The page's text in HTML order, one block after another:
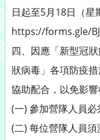
日起至5月18日（星
https://forms.gle/
四、因應「新型冠
狀病毒」各項防疫
協助配合，以免影響
(一) 參加營隊人員必
(二) 每位營隊人員